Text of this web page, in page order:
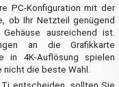
PC-Konfiguration mit der
ob Ihr Netzteil genügend
ausreichend ist.
an die Grafikkarte
in 4K-Auflösung spielen
nicht die beste Wahl.